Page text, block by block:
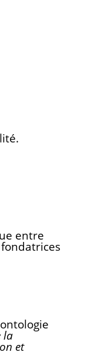
entre
la
et